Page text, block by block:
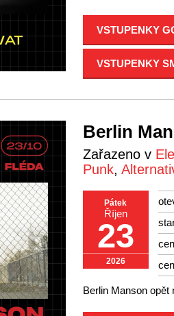
VSTUPENKY
VSTUPENKY
Berlin
Zařazeno v
Punk,
Pátek
Říjen
23
2026
Berlin Manson opět